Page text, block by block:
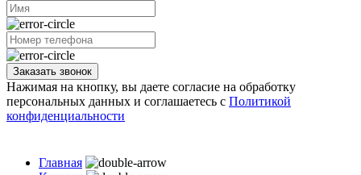
Заказать звонок
Нажимая на кнопку, вы даете согласие на обработку
персональных данных и соглашаетесь с Политикой
конфиденциальности
Главная